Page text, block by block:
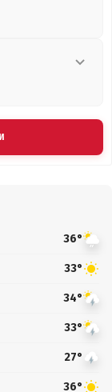
36°
33°
34°
33°
27°
36°